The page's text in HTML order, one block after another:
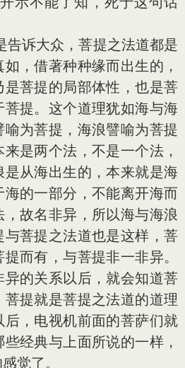
诉大众，菩提之法道都是
，借著种种缘而出生的，
菩提的局部体性，也是菩
提。这个道理犹如海与海
为菩提，海浪譬喻为菩提
是两个法，不是一个法，
从海出生的，本来就是海
的一部分，不能离开海而
故名非异，所以海与海浪
菩提之法道也是这样，菩
而有，与菩提非一非异。
的关系以后，就会知道菩
提就是菩提之法道的道理
，电视机前面的菩萨们就
经典与上面所说的一样，
觉了。